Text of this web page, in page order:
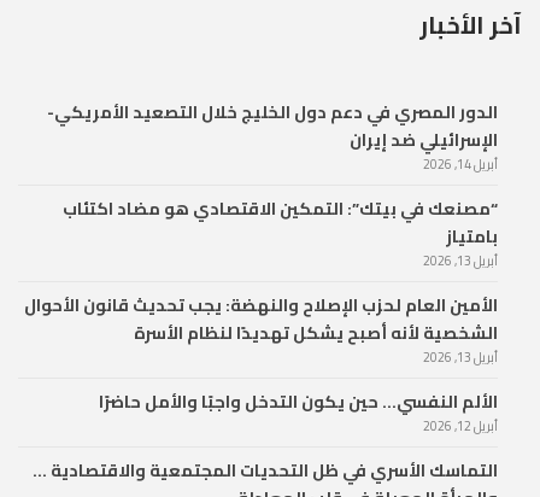
آخر الأخبار
الدور المصري في دعم دول الخليج خلال التصعيد الأمريكي-
الإسرائيلي ضد إيران
أبريل 14, 2026
“مصنعك في بيتك”: التمكين الاقتصادي هو مضاد اكتئاب
بامتياز
أبريل 13, 2026
الأمين العام لحزب الإصلاح والنهضة: يجب تحديث قانون الأحوال
الشخصية لأنه أصبح يشكل تهديدًا لنظام الأسرة
أبريل 13, 2026
الألم النفسي… حين يكون التدخل واجبًا والأمل حاضرًا
أبريل 12, 2026
التماسك الأسري في ظل التحديات المجتمعية والاقتصادية …